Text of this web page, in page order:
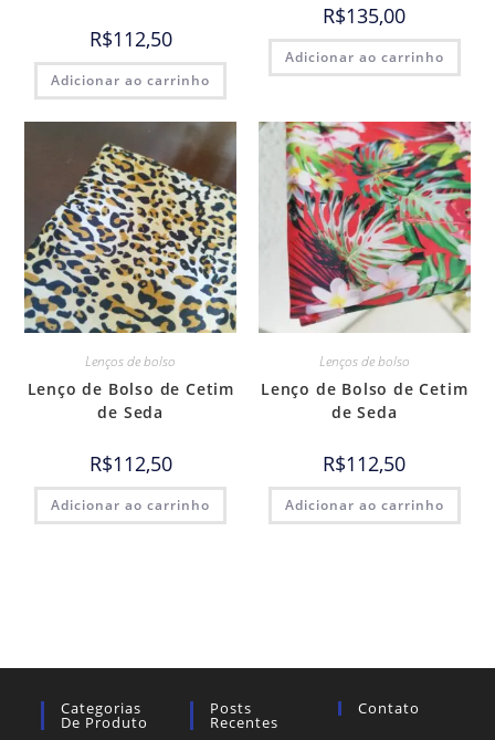
R$112,50
Adicionar ao carrinho
R$135,00
Adicionar ao carrinho
Lenços de bolso
Lenço de Bolso de Cetim
de Seda
R$112,50
Adicionar ao carrinho
Lenços de bolso
Lenço de Bolso de Cetim
de Seda
R$112,50
Adicionar ao carrinho
Categorias
De Produto
Posts
Recentes
Contato